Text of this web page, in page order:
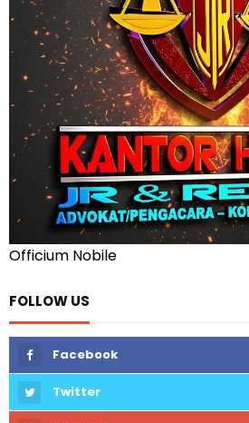
Officium Nobile
FOLLOW US
Facebook
Twitter